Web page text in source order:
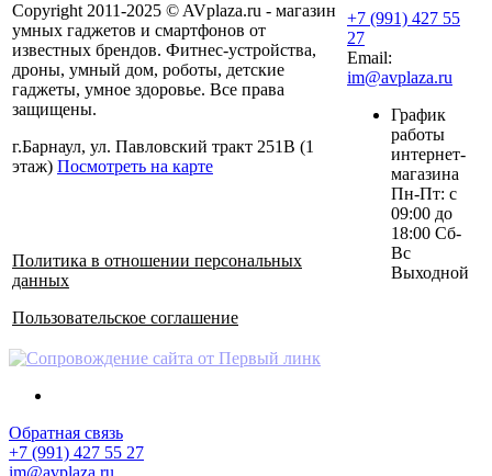
Copyright 2011-2025 © AVplaza.ru - магазин
умных гаджетов и смартфонов от
известных брендов. Фитнес-устройства,
дроны, умный дом, роботы, детские
гаджеты, умное здоровье. Все права
защищены.
г.Барнаул, ул. Павловский тракт 251В (1
этаж) Посмотреть на карте
Политика в отношении персональных
данных
Пользовательское соглашение
+7 (991) 427 55
27
Email:
im@avplaza.ru
График
работы
интернет-
магазина
Пн-Пт: с
09:00 до
18:00 Сб-
Вс
Выходной
Обратная связь
+7 (991) 427 55 27